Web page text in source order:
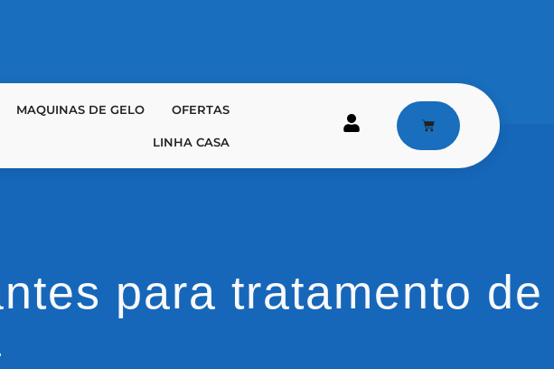
MAQUINAS DE GELO OFERTAS
LINHA CASA
para tratamento de